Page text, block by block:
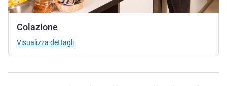
Colazione
Visualizza dettagli